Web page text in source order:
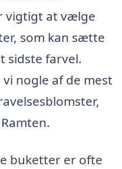
vigtigt at vælge
som kan sætte
sidste farvel.
nogle af de mest
buketter er ofte